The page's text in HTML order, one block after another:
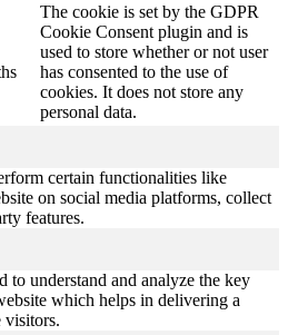
The cookie is set by the GDPR
Cookie Consent plugin and is
used to store whether or not user
has consented to the use of
cookies. It does not store any
personal data.
certain functionalities like
on social media platforms, collect
features.
to understand and analyze the key
which helps in delivering a
visitors.